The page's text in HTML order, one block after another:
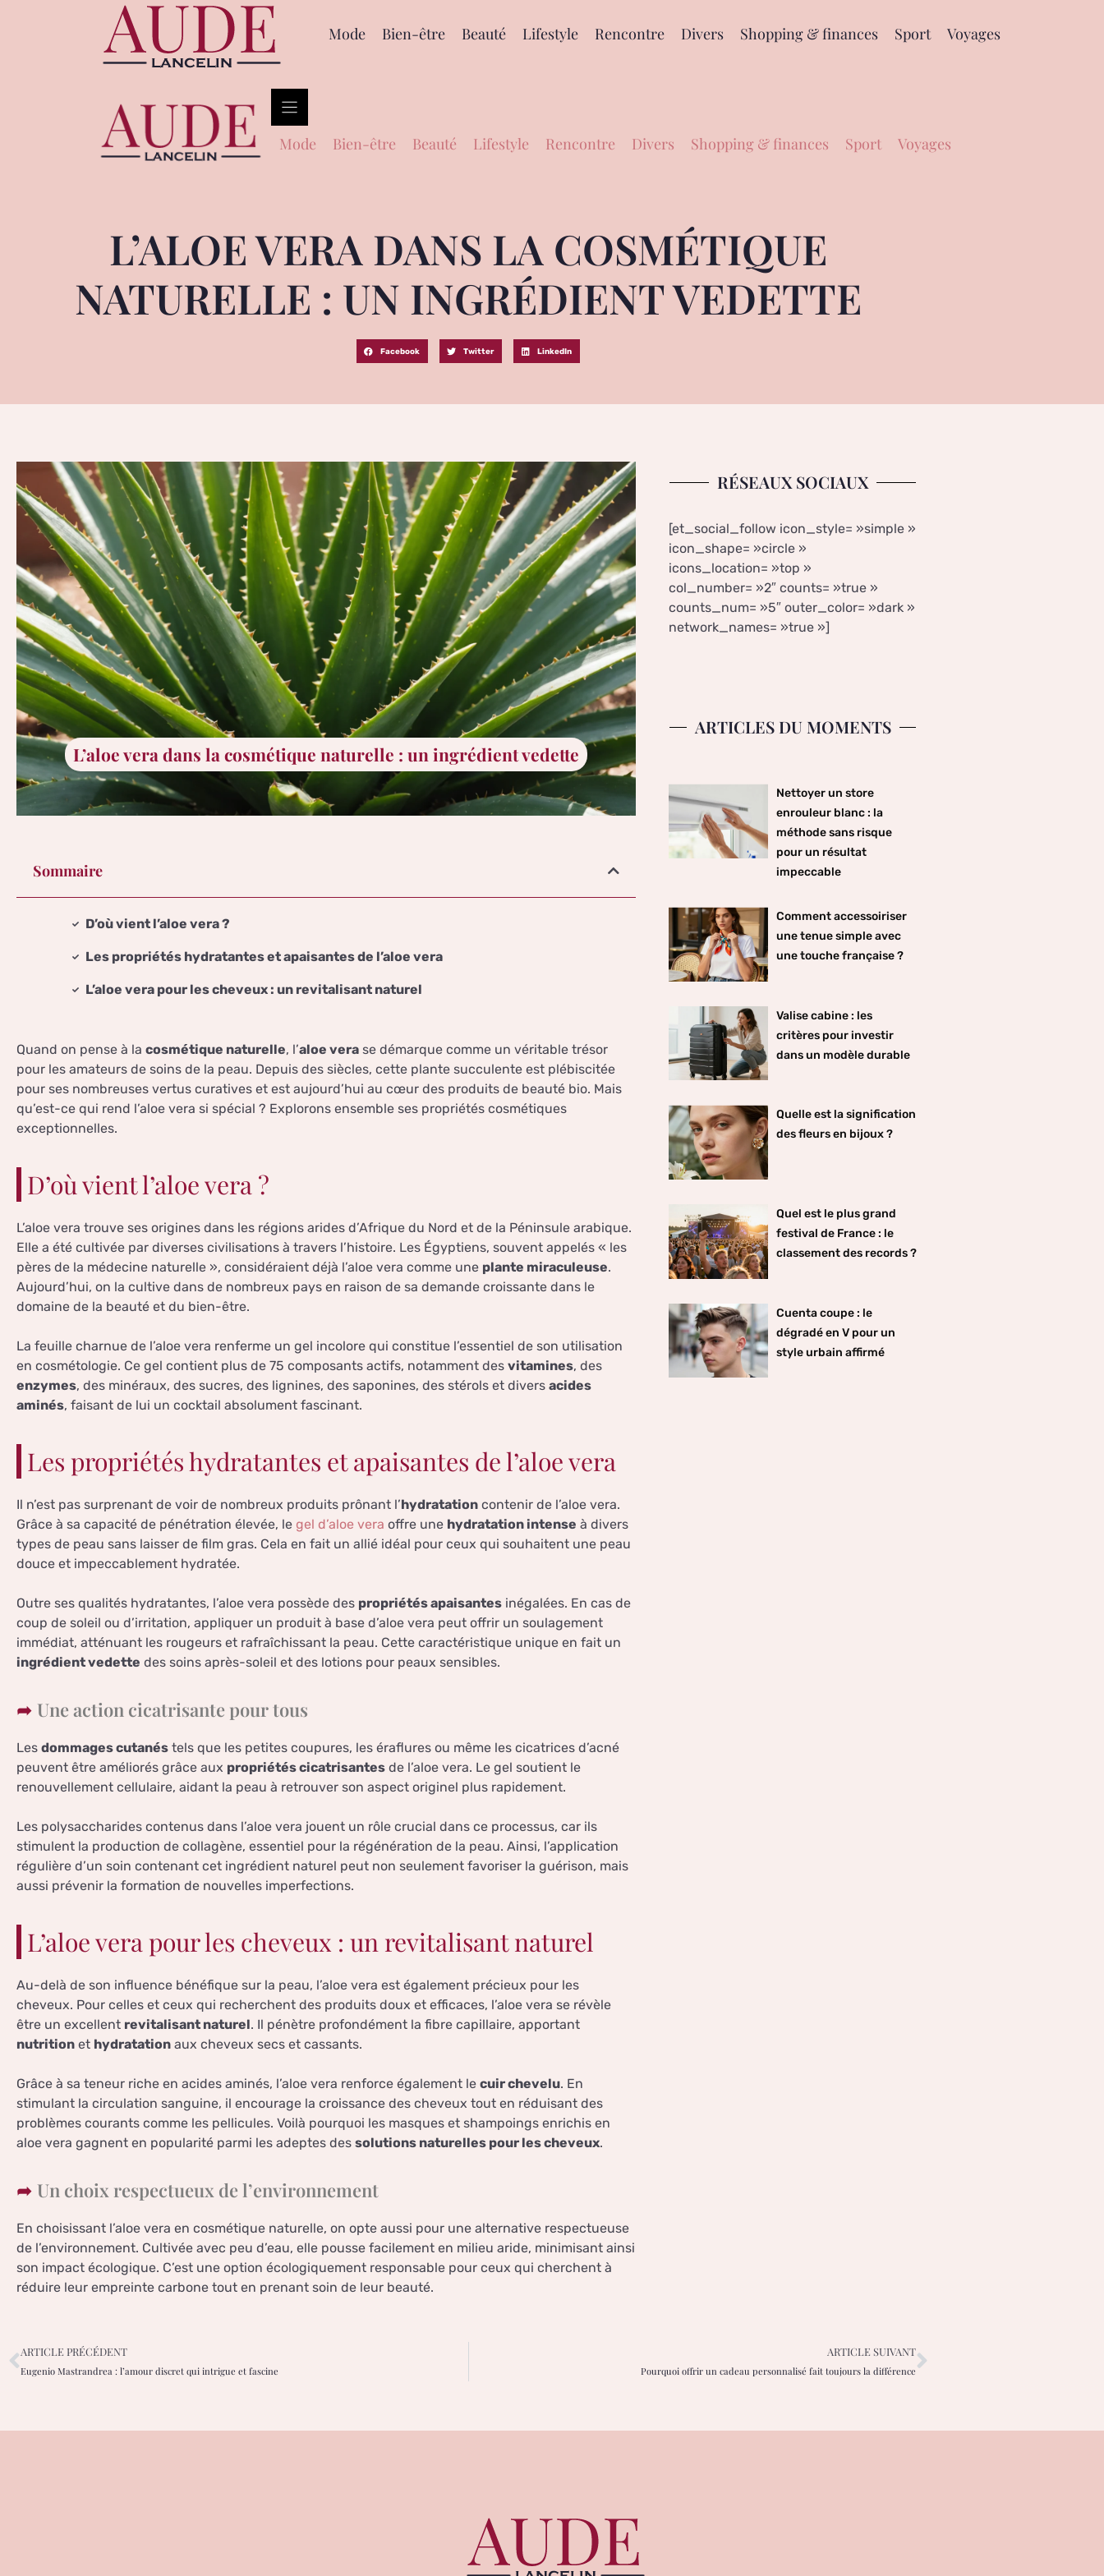
Mode Bien-être Beauté Lifestyle Rencontre Divers Shopping & finances Sport Voyages
Mode Bien-être Beauté Lifestyle Rencontre Divers Shopping & finances Sport Voyages
L’ALOE VERA DANS LA COSMÉTIQUE
NATURELLE : UN INGRÉDIENT VEDETTE
Facebook Twitter LinkedIn
L’aloe vera dans la cosmétique naturelle : un ingrédient vedette
Sommaire
D’où vient l’aloe vera ?
Les propriétés hydratantes et apaisantes de l’aloe vera
L’aloe vera pour les cheveux : un revitalisant naturel
Quand on pense à la cosmétique naturelle, l’aloe vera se démarque comme un véritable trésor
pour les amateurs de soins de la peau. Depuis des siècles, cette plante succulente est plébiscitée
pour ses nombreuses vertus curatives et est aujourd’hui au cœur des produits de beauté bio. Mais
qu’est-ce qui rend l’aloe vera si spécial ? Explorons ensemble ses propriétés cosmétiques
exceptionnelles.
D’où vient l’aloe vera ?
L’aloe vera trouve ses origines dans les régions arides d’Afrique du Nord et de la Péninsule arabique.
Elle a été cultivée par diverses civilisations à travers l’histoire. Les Égyptiens, souvent appelés « les
pères de la médecine naturelle », considéraient déjà l’aloe vera comme une plante miraculeuse.
Aujourd’hui, on la cultive dans de nombreux pays en raison de sa demande croissante dans le
domaine de la beauté et du bien-être.
La feuille charnue de l’aloe vera renferme un gel incolore qui constitue l’essentiel de son utilisation
en cosmétologie. Ce gel contient plus de 75 composants actifs, notamment des vitamines, des
enzymes, des minéraux, des sucres, des lignines, des saponines, des stérols et divers acides
aminés, faisant de lui un cocktail absolument fascinant.
Les propriétés hydratantes et apaisantes de l’aloe vera
Il n’est pas surprenant de voir de nombreux produits prônant l’hydratation contenir de l’aloe vera.
Grâce à sa capacité de pénétration élevée, le gel d’aloe vera offre une hydratation intense à divers
types de peau sans laisser de film gras. Cela en fait un allié idéal pour ceux qui souhaitent une peau
douce et impeccablement hydratée.
Outre ses qualités hydratantes, l’aloe vera possède des propriétés apaisantes inégalées. En cas de
coup de soleil ou d’irritation, appliquer un produit à base d’aloe vera peut offrir un soulagement
immédiat, atténuant les rougeurs et rafraîchissant la peau. Cette caractéristique unique en fait un
ingrédient vedette des soins après-soleil et des lotions pour peaux sensibles.
Une action cicatrisante pour tous
Les dommages cutanés tels que les petites coupures, les éraflures ou même les cicatrices d’acné
peuvent être améliorés grâce aux propriétés cicatrisantes de l’aloe vera. Le gel soutient le
renouvellement cellulaire, aidant la peau à retrouver son aspect originel plus rapidement.
Les polysaccharides contenus dans l’aloe vera jouent un rôle crucial dans ce processus, car ils
stimulent la production de collagène, essentiel pour la régénération de la peau. Ainsi, l’application
régulière d’un soin contenant cet ingrédient naturel peut non seulement favoriser la guérison, mais
aussi prévenir la formation de nouvelles imperfections.
L’aloe vera pour les cheveux : un revitalisant naturel
Au-delà de son influence bénéfique sur la peau, l’aloe vera est également précieux pour les
cheveux. Pour celles et ceux qui recherchent des produits doux et efficaces, l’aloe vera se révèle
être un excellent revitalisant naturel. Il pénètre profondément la fibre capillaire, apportant
nutrition et hydratation aux cheveux secs et cassants.
Grâce à sa teneur riche en acides aminés, l’aloe vera renforce également le cuir chevelu. En
stimulant la circulation sanguine, il encourage la croissance des cheveux tout en réduisant des
problèmes courants comme les pellicules. Voilà pourquoi les masques et shampoings enrichis en
aloe vera gagnent en popularité parmi les adeptes des solutions naturelles pour les cheveux.
Un choix respectueux de l’environnement
En choisissant l’aloe vera en cosmétique naturelle, on opte aussi pour une alternative respectueuse
de l’environnement. Cultivée avec peu d’eau, elle pousse facilement en milieu aride, minimisant ainsi
son impact écologique. C’est une option écologiquement responsable pour ceux qui cherchent à
réduire leur empreinte carbone tout en prenant soin de leur beauté.
RÉSEAUX SOCIAUX
[et_social_follow icon_style= »simple »
icon_shape= »circle »
icons_location= »top »
col_number= »2″ counts= »true »
counts_num= »5″ outer_color= »dark »
network_names= »true »]
ARTICLES DU MOMENTS
Nettoyer un store
enrouleur blanc : la
méthode sans risque
pour un résultat
impeccable
Comment accessoiriser
une tenue simple avec
une touche française ?
Valise cabine : les
critères pour investir
dans un modèle durable
Quelle est la signification
des fleurs en bijoux ?
Quel est le plus grand
festival de France : le
classement des records ?
Cuenta coupe : le
dégradé en V pour un
style urbain affirmé
ARTICLE PRÉCÉDENT
Eugenio Mastrandrea : l’amour discret qui intrigue et fascine
ARTICLE SUIVANT
Pourquoi offrir un cadeau personnalisé fait toujours la différence